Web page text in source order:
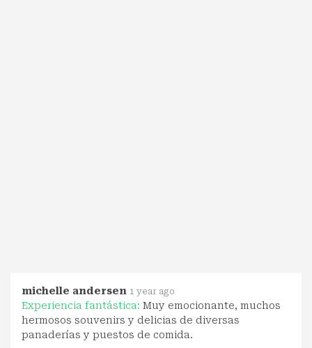
michelle andersen 1 year ago
Experiencia fantástica: Muy emocionante, muchos
hermosos souvenirs y delicias de diversas
panaderías y puestos de comida.